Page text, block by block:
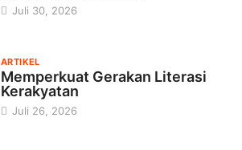
Juli 30, 2026
ARTIKEL
Memperkuat Gerakan Literasi
Kerakyatan
Juli 26, 2026